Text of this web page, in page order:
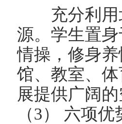
充分利用
源。学生置
情操，修身
馆、教室、
展提供广阔
（3） 六项优